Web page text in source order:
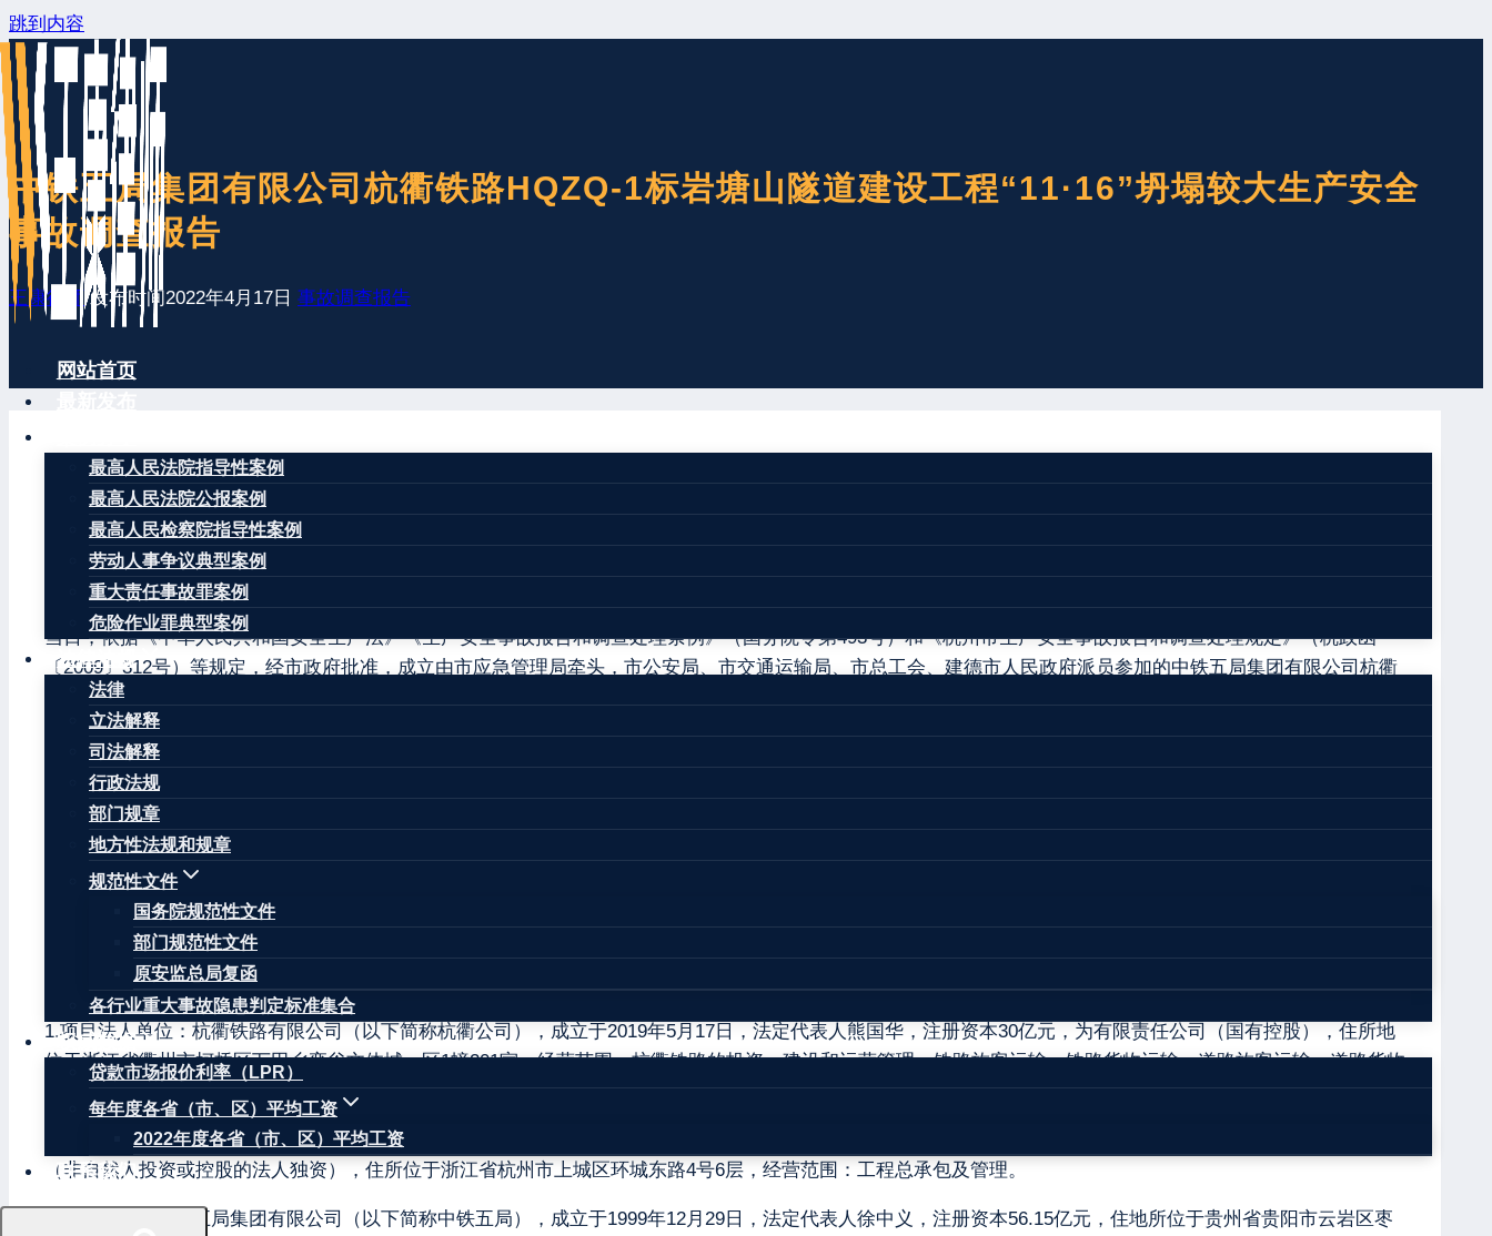
跳到内容
网站首页
最高人民法院指导性案例
最高人民法院公报案例
最高人民检察院指导性案例
劳动人事争议典型案例
重大责任事故罪案例
危险作业罪典型案例
法律法规
法律
立法解释
司法解释
行政法规
部门规章
地方性法规和规章
规范性文件
国务院规范性文件
部门规范性文件
原安监总局复函
各行业重大事故隐患判定标准集合
权威数据
贷款市场报价利率（LPR）
每年度各省（市、区）平均工资
2022年度各省（市、区）平均工资
联系我们
中铁五局集团有限公司杭衢铁路HQZQ-1标岩塘山隧道建设工程“11·16”坍塌较大生产安全
事故调查报告
王康律师 发布时间2022年4月17日 事故调查报告
2021年11月16日10时30分左右，中铁五局集团有限公司杭衢铁路HQZQ-1标项目经理部在建德市寿昌镇金桥村岩塘山隧道DIIK30+826处组织钻孔爆破施工时，发生
了一起坍塌较大生产安全事故，造成3人死亡，直接经济损失437.4万元。
事故发生后，省委省政府、市委市政府领导高度重视，分别作出重要批示，杭州市、建德市两级政府领导及相关部门第一时间赶赴现场，组织指挥抢险搜救和善后处
理工作，并及时采取措施，消除生产安全事故隐患。
当日，依据《中华人民共和国安全生产法》《生产安全事故报告和调查处理条例》（国务院令第493号）和《杭州市生产安全事故报告和调查处理规定》（杭政函
〔2009〕312号）等规定，经市政府批准，成立由市应急管理局牵头，市公安局、市交通运输局、市总工会、建德市人民政府派员参加的中铁五局集团有限公司杭衢
铁路HQZQ-1标岩塘山隧道建设工程“11·16” 坍塌较大生产安全事故调查组（以下简称事故调查组），并委托省应急管理科学研究院、同济大学组织相关专家提供技
术分析，出具技术鉴定和分析报告。
事故调查组按照“四不放过”和“科学严谨、依法依规、实事求是、注重实效”的原则，通过事故现场勘验、调查询问相关人员、查阅收集有关资料、专家技术分析和计
算模拟等方法，查明了事故发生的经过、直接原因，企业主要问题，人员伤亡和财产损失情况，认定了事故的性质和责任，提出对有关责任人员和责任单位的处理建
议，并针对问题提出整改措施建议。
经调查认定，中铁五局集团有限公司杭衢铁路HQZQ-1标岩塘山隧道建设工程“11·16”坍塌事故是因地质突发变化引发的一起较大生产安全责任事故。
一、基本情况
（一）企业基本情况
1.项目法人单位：杭衢铁路有限公司（以下简称杭衢公司），成立于2019年5月17日，法定代表人熊国华，注册资本30亿元，为有限责任公司（国有控股），住所地
位于浙江省衢州市柯桥区万田乡弈谷文体城一区1幢201室，经营范围：杭衢铁路的投资、建设和运营管理；铁路旅客运输；铁路货物运输；道路旅客运输；道路货物
运输等。
2.项目代建单位：中国铁路上海局集团有限公司杭温工程建设指挥部（以下简称杭温指挥部），成立于2019年10月12日，法定代表人俞醒，为有限责任公司分公司
（非自然人投资或控股的法人独资），住所位于浙江省杭州市上城区环城东路4号6层，经营范围：工程总承包及管理。
3.施工单位：中铁五局集团有限公司（以下简称中铁五局），成立于1999年12月29日，法定代表人徐中义，注册资本56.15亿元，住地所位于贵州省贵阳市云岩区枣